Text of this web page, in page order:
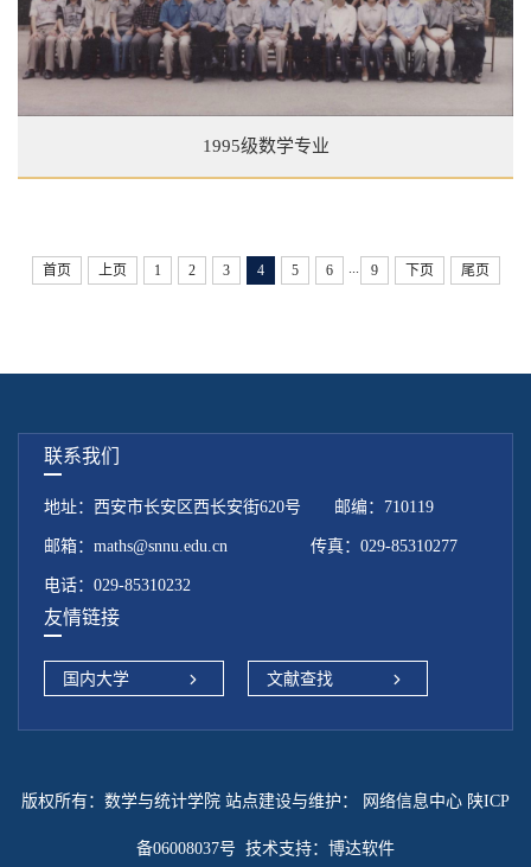
1995级数学专业
首页 上页 1 2 3 4 5 6 ... 9 下页 尾页
联系我们
地址：西安市长安区西长安街620号 邮编：710119
邮箱：maths@snnu.edu.cn 传真：029-85310277
电话：029-85310232
友情链接
国内大学 文献查找
版权所有：数学与统计学院 站点建设与维护： 网络信息中心 陕ICP
备06008037号 技术支持： 博达软件